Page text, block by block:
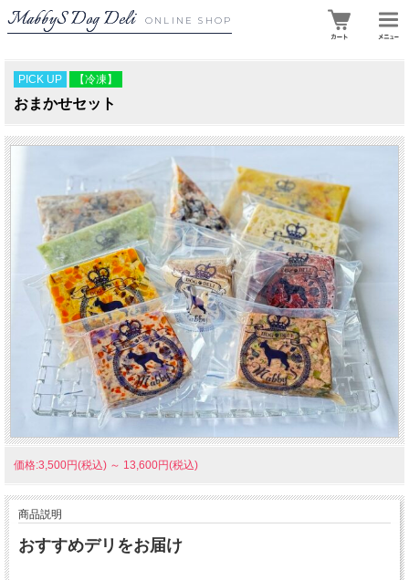
MabbyS Dog Deli ONLINE SHOP
PICK UP 【冷凍】
おまかせセット
価格:3,500円(税込) ～ 13,600円(税込)
商品説明
おすすめデリをお届け